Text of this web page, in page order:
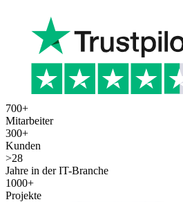
700+
Mitarbeiter
300+
Kunden
>28
Jahre in der IT-Branche
1000+
Projekte